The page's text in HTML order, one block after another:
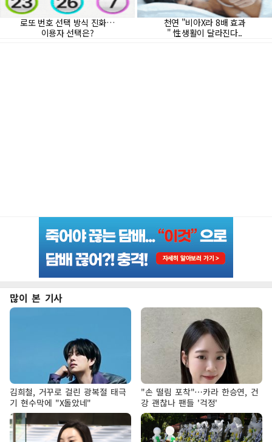
많이 본 기사
김희철, 거꾸로 걸린 광복절 태극
기 현수막에 "X돌았네"
"손 떨림 포착"…카라 한승연, 건
강 괜찮나 팬들 '걱정'